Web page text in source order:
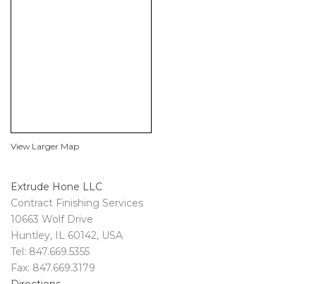
View Larger Map
Extrude Hone LLC
Contract Finishing Services
10663 Wolf Drive
Huntley, IL 60142, USA
Tel: 847.669.5355
Fax: 847.669.3179